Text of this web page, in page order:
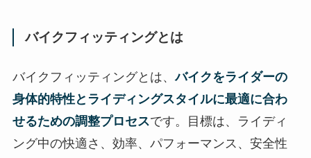
バイクフィッティングとは
バイクフィッティングとは、バイクをライダーの
身体的特性とライディングスタイルに最適に合わ
せるための調整プロセスです。目標は、ライディ
ング中の快適さ、効率、パフォーマンス、安全性